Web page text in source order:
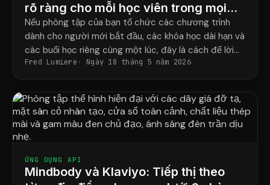
rõ ràng cho mỗi học viên trong mọi
chương trình.
Nếu phòng tập của bạn tổ chức các chương trình
dành cho người mới bắt đầu, các khóa học dài hạn và
các buổi học riêng cùng một lúc, đây là cách để lời
nhắc của bạn cuối cùng khớp với lịch học thực tế của
từng học viên.
Fred Lumiere Ngày 18 tháng 5 năm 2026
ỨNG DỤNG API
Mindbody và Klaviyo: Tiếp thị theo